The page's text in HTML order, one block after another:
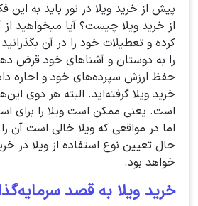
پیش از خرید ویلا در نور باید به
از خرید ویلا چیست؟ آیا میخواهید
کرده و تعطیلات خود را در آن
را به دوستان و آشناهای خود قرض
حفظ ارزش سپرده‌های خود و اجاره
خرید ویلا گرفته‌اید. البته هر دوی
است. یعنی ممکن است ویلا را برای
اما در مواقعی که ویلا خالی است آن
حال تعیین نوع استفاده از ویلا در
خواهد بود.
خرید ویلا به‌ قصد